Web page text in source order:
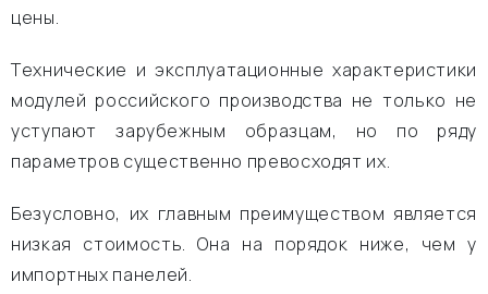
цены.
Технические и эксплуатационные характеристики
модулей российского производства не только не
уступают зарубежным образцам, но по ряду
параметров существенно превосходят их.
Безусловно, их главным преимуществом является
низкая стоимость. Она на порядок ниже, чем у
импортных панелей.